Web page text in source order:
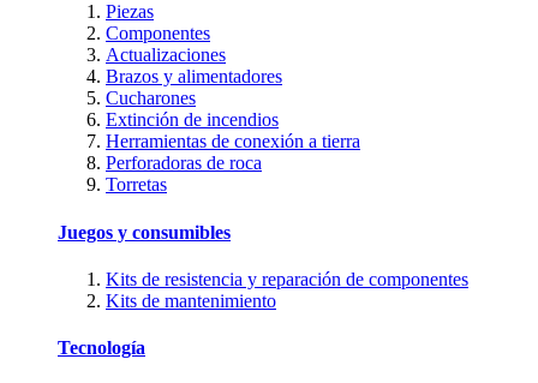
Piezas
Componentes
Actualizaciones
Brazos y alimentadores
Cucharones
Extinción de incendios
Herramientas de conexión a tierra
Perforadoras de roca
Torretas
Juegos y consumibles
Kits de resistencia y reparación de componentes
Kits de mantenimiento
Tecnología